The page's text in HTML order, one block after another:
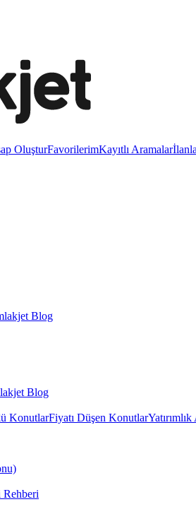
OluşturFavorilerimKayıtlı Aramalar
Blog
Blog
KonutlarFiyatı Düşen Konutlar